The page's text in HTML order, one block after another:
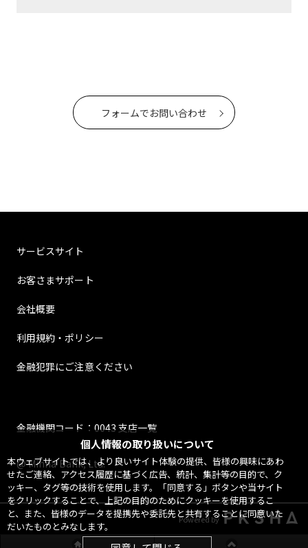
個人情報の取り扱いについて
本ウェブサイトでは、より良いサイト体験の提供、皆様の興味にあわ
せたご連絡、アクセス履歴に基づく広告、統計、集計等の目的で、ク
ッキー、タグ等の技術を使用します。「同意する」ボタンや当サイト
をクリックすることで、上記の目的のためにクッキーを使用するこ
と、また、皆様のデータを提携先や委託先と共有することに同意いた
だいたものとみなします。
フォームでお問い合わせ
サービスサイト
お客さまサポート
会社概要
利用規約・ポリシー
金融犯罪にご注意ください
金融機関コード：0043 支店一覧
@ Minna Bank, Ltd.
Powered by